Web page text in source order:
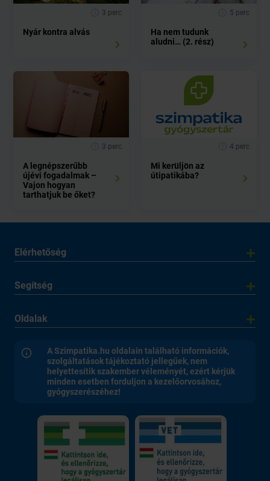
3 perc
Nyár kontra alvás
5 perc
Ha nem tudunk
aludni… (2. rész)
3 perc
A legnépszerűbb
újévi fogadalmak –
Vajon hogyan
tarthatjuk be őket?
4 perc
Mi kerüljön az
útipatikába?
Elérhetőség
Segítség
Oldalak
A Szimpatika.hu oldalain található információk,
szolgáltatások tájékoztató jellegűek, nem
helyettesítik szakember véleményét, ezért kérjük
minden esetben forduljon a kezelőorvosához,
gyógyszerészéhez!